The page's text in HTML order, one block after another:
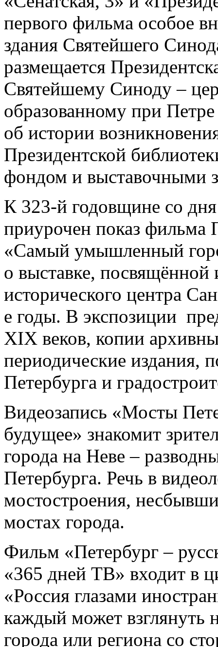
первого фильма особое
здания Святейшего
размещается
Святейшему Синоду –
образованному при
об истории
Президентской
фондом и выставочными
К 323-й годовщине со
приурочен показ фильма
«Самый умышленный
о выставке, посвящённой
исторического центра
е годы. В экспозиции
XIX веков, копии
периодические издания,
Петербурга и
Видеозапись «Мосты
будущее» знакомит
города на Неве –
Петербурга. Речь в
мостостроения,
мостах города.
Фильм «Петербург –
«365 дней ТВ» входит в
«Россия глазами
каждый может взглянуть
города или региона со